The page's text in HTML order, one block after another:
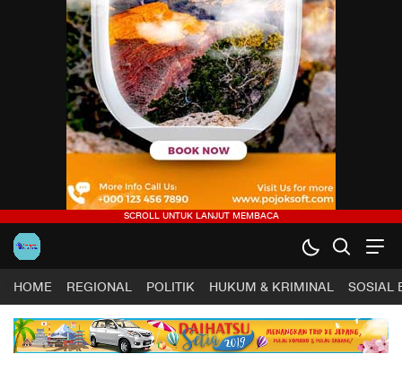
Harapan Sultra .COM |
Lugas, Tuntas dan Terpercaya
HOME REGIONAL POLITIK HUKUM & KRIMINAL SOSIAL